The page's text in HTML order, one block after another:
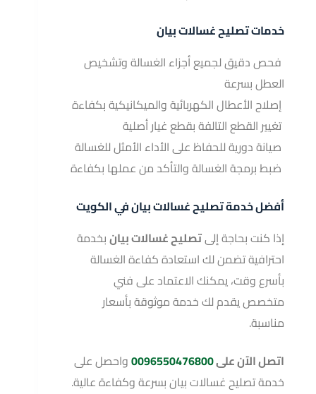
خدمات تصليح غسالات بيان
فحص دقيق لجميع أجزاء الغسالة وتشخيص
العطل بسرعة
إصلاح الأعطال الكهربائية والميكانيكية بكفاءة
تغيير القطع التالفة بقطع غيار أصلية
صيانة دورية للحفاظ على الأداء الأمثل للغسالة
ضبط برمجة الغسالة والتأكد من عملها بكفاءة
أفضل خدمة تصليح غسالات بيان في الكويت
إذا كنت بحاجة إلىتصليح غسالات بيانبخدمة
احترافية تضمن لك استعادة كفاءة الغسالة
بأسرع وقت، يمكنك الاعتماد على فني
متخصص يقدم لك خدمة موثوقة بأسعار
مناسبة.
اتصل الآن على0096550476800واحصل على
خدمة تصليح غسالات بيان بسرعة وكفاءة عالية.